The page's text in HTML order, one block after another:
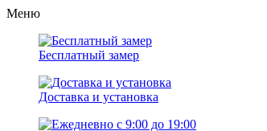
Меню
Бесплатный замер
Доставка и установка